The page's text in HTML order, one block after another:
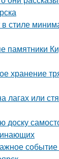
в стиле
памятники
хранение
лагах или
доску